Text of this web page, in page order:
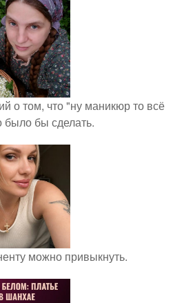
о том, что "ну маникюр то всё
было бы сделать.
можно привыкнуть.